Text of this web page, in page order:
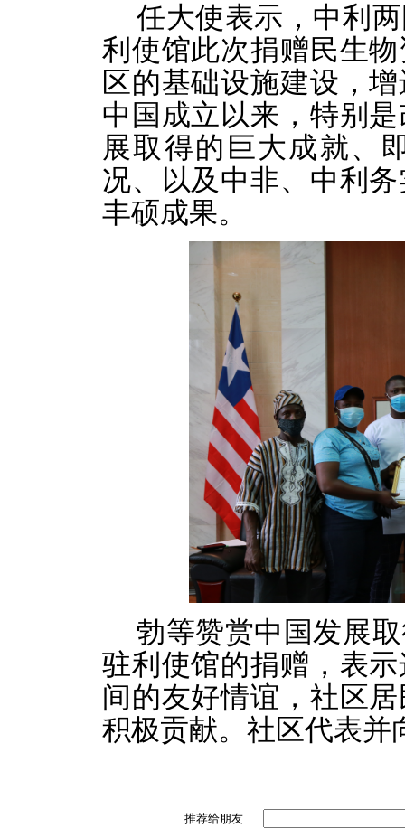
任大使表示，中利
利使馆此次捐赠民生
区的基础设施建设，
中国成立以来，特别
展取得的巨大成就、
况、以及中非、中利
丰硕成果。
勃等赞赏中国发展
驻利使馆的捐赠，表
间的友好情谊，社区
积极贡献。社区代表并
推荐给朋友